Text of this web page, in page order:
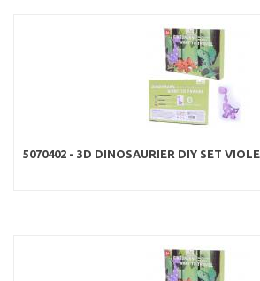
5070402 - 3D DINOSAURIER DIY SET